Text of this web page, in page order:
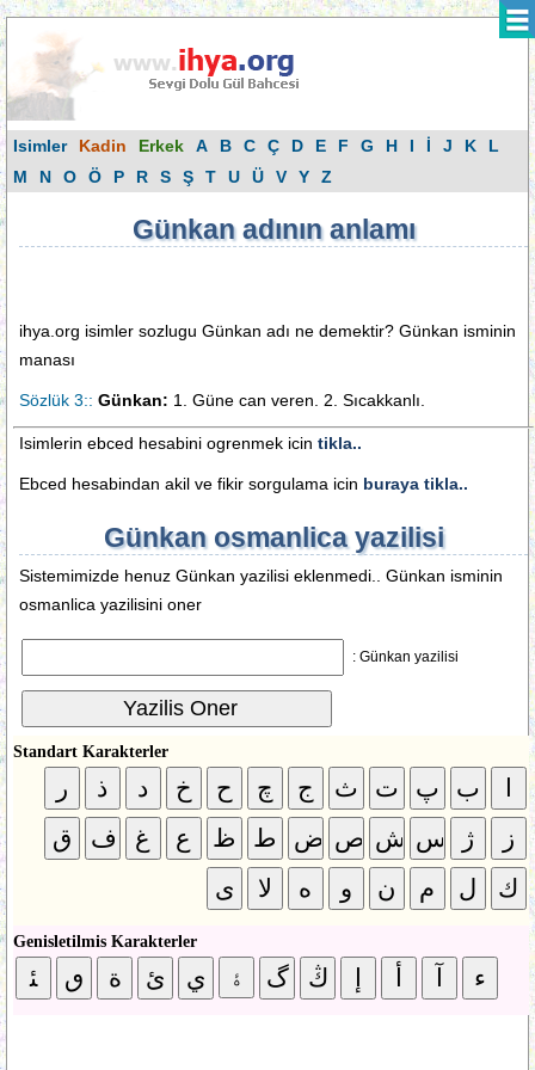
Isimler Kadin Erkek A B C Ç D E F G H I İ J K
L
M
N O Ö P R S Ş T U Ü V Y Z
Günkan adının anlamı
ihya.org isimler sozlugu Günkan adı ne demektir? Günkan isminin
manası
Sözlük 3:: Günkan: 1. Güne can veren. 2. Sıcakkanlı.
Isimlerin ebced hesabini ogrenmek icin tikla..
Ebced hesabindan akil ve fikir sorgulama icin buraya tikla..
Günkan osmanlica yazilisi
Sistemimizde henuz Günkan yazilisi eklenmedi.. Günkan isminin
osmanlica yazilisini oner
Günkan yazilisi :
Standart Karakterler
Genisletilmis Karakterler